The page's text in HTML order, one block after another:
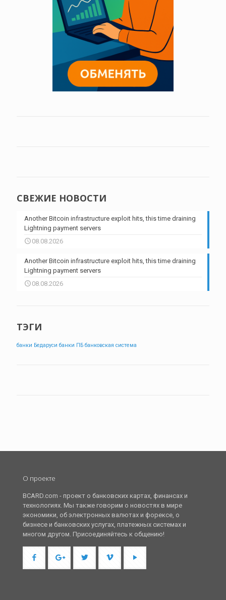
СВЕЖИЕ НОВОСТИ
Another Bitcoin infrastructure exploit hits, this time draining
Lightning payment servers
08.08.2026
Another Bitcoin infrastructure exploit hits, this time draining
Lightning payment servers
08.08.2026
ТЭГИ
банки Бедаруси банки ПБ банковская система
О проекте
BCARD.com - проект о банковских картах, финансах и
технологиях. Мы также говорим о новостях в мире
экономики, об электронных валютах и форексе, о
бизнесе и банковских услугах, платежных системах и
многом другом. Присоединяйтесь к общению!